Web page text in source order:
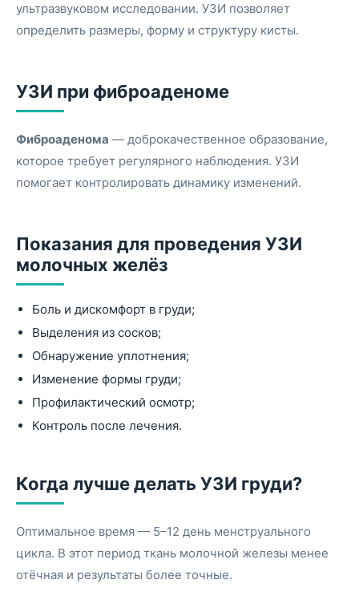
ультразвуковом исследовании. УЗИ позволяет
определить размеры, форму и структуру кисты.
УЗИ при фиброаденоме
Фиброаденома — доброкачественное образование,
которое требует регулярного наблюдения. УЗИ
помогает контролировать динамику изменений.
Показания для проведения УЗИ
молочных желёз
Боль и дискомфорт в груди;
Выделения из сосков;
Обнаружение уплотнения;
Изменение формы груди;
Профилактический осмотр;
Контроль после лечения.
Когда лучше делать УЗИ груди?
Оптимальное время — 5–12 день менструального
цикла. В этот период ткань молочной железы менее
отёчная и результаты более точные.